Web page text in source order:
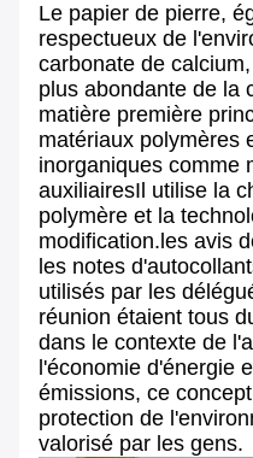
Le papier de pierre,
respectueux de
carbonate de
plus abondante de la
matière première
matériaux polymères
inorganiques comme
auxiliairesIl utilise la
polymère et la
modification.les avis
les notes
utilisés par les
réunion étaient tous
dans le contexte de
l'économie d'énergie
émissions, ce
protection de
valorisé par les gens.